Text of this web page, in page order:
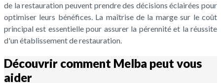
de la restauration peuvent prendre des décisions éclairées pour
optimiser leurs bénéfices. La maîtrise de la marge sur le coût
principal est essentielle pour assurer la pérennité et la réussite
d'un établissement de restauration.
Découvrir comment Melba peut vous
aider